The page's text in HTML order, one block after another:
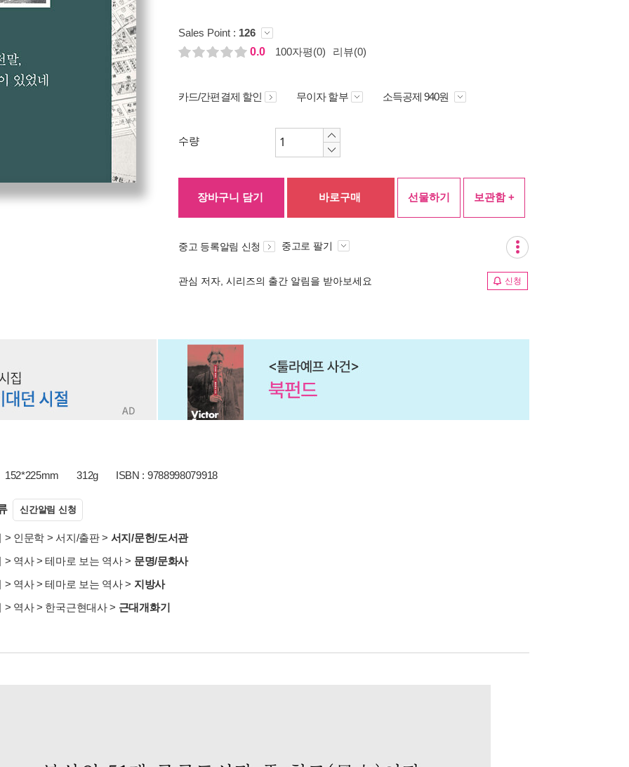
Sales Point : 126
0.0
100자평(0) 리뷰(0)
카드/간편결제 할인 무이자 할부 소득공제 940원
수량
장바구니 담기 바로구매 선물하기 보관함 +
중고 등록알림 신청 중고로 팔기
관심 저자, 시리즈의 출간 알림을 받아보세요 신청
152*225mm 312g ISBN : 9788998079918
신간알림 신청
> 인문학 >서지/출판> 서지/문헌/도서관
> 역사>테마로 보는 역사> 문명/문화사
> 역사>테마로 보는 역사> 지방사
> 역사> 한국근현대사> 근대개화기